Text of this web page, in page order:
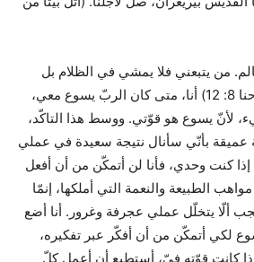
من يتبعني فلا يمشي في الظلام بل
يكون له نور الحياة ” (يوحنا 8: 12) أنا، متى كان الربّ يسوع معي،
لأنّ يسوع هو قوّتي. ووسط هذا التاكّد،
بأنّي سأنال نتيجة سعيدة في عملي
كنت وحدي، فأنا لن أتمكّن من أن أفعل
الطبيعة والنعمة التي أملكها، إنمّا
ألّا يتخلّل عملي عجرفة وغرور. أنا أضع
لكي أتمكّن من أن أفكّر عبر تفكيره،
إذا كانت قوّته فيّ، أستطيع أن أعمل كلّ